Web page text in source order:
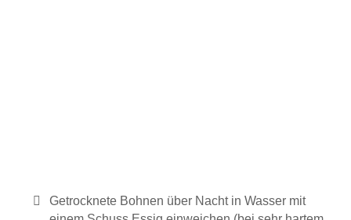
Getrocknete Bohnen über Nacht in Wasser mit